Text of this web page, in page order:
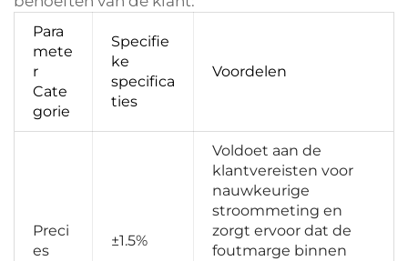
Para
mete
r
Cate
gorie
Specifie
ke
specifica
ties
Voordelen
Preci
es
±1.5%
Voldoet aan de
klantvereisten voor
nauwkeurige
stroommeting en
zorgt ervoor dat de
foutmarge binnen